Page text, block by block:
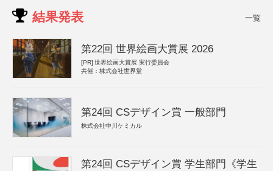
結果発表 一覧
第22回 世界絵画大賞展 2026
[PR] 世界絵画大賞展 実行委員会
共催：株式会社世界堂
第24回 CSデザイン賞 一般部門
株式会社中川ケミカル
第24回 CSデザイン賞 学生部門《学生